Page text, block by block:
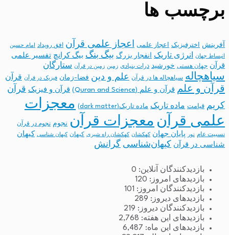
برچسب ها
آفرینش اخترفیزیک اعجاز علمی اعجاز علمی قرآن افق رویداد امام حسین
انبساط جهان انرژی تاریک انفجار بزرگ بیگ بنگ بیگ کرانچ تفسیر علمی
قرآن جهان هستی خورشید ذرات بنیادی زمین زمین در قرآن ستارگان
سیاهچاله سیاهچاله ها در قرآن علم و دین فضا-زمان فیزیک در قرآن قرآن
قرآن و علم قرآن و علم (Quran and Science) قرآن و فیزیک قرآن
کریم قیامت ماده تاریک ماده تاریک(dark matter)
معجزات
علمی قرآن معجزات قرآن نجوم نجوم در قرآن
نسبیت عام نور پایان جهان کهکشان کهکشان راه شیری کیهان کیهان شناسی
کیهان
شناسی در قرآن
کیهان‌شناسی گرانش
بازدیدکنندگان آنلاین: 0
بازدیدهای امروز: 120
بازدیدکنندگان امروز: 101
بازدیدهای دیروز: 289
بازدیدکنندگان دیروز: 219
بازدیدهای این هفته: 2,768
بازدیدهای این ماه: 6,487